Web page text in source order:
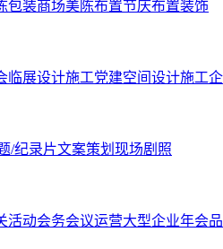
包装商场美陈布置节庆布置装饰
临展设计施工党建空间设计施工
/纪录片文案策划 现场剧照
活动会务会议运营大型企业年会